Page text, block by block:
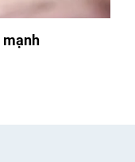
mạnh